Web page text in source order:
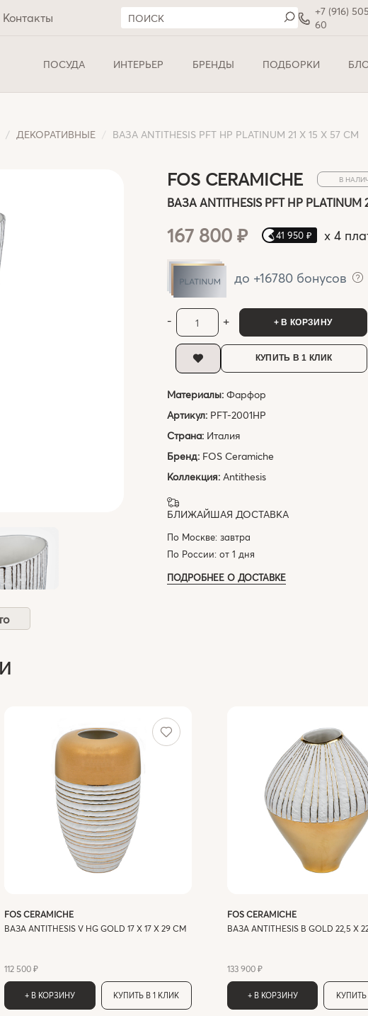
Контакты
+7 (916)
60
ПОСУДА ИНТЕРЬЕР БРЕНДЫ ПОДБОРКИ
ДЕКОРАТИВНЫЕ ВАЗА ANTITHESIS PFT HP PLATINUM 21 X 15 X 57 СМ
FOS CERAMICHE В
ВАЗА ANTITHESIS PFT HP PLATINUM
167 800 ₽ 41 950 ₽ x 4
до +16780 бонусов
- + + В КОРЗИНУ
КУПИТЬ В 1 КЛИК
Материалы: Фарфор
Артикул: PFT-2001HP
Страна: Италия
Бренд: FOS Ceramiche
Коллекция: Antithesis
БЛИЖАЙШАЯ ДОСТАВКА
По Москве: завтра
По России: от 1 дня
ПОДРОБНЕЕ О ДОСТАВКЕ
FOS CERAMICHE
ВАЗА ANTITHESIS V HG GOLD 17 X 17 X 29 СМ
112 500 ₽
+ В КОРЗИНУ КУПИТЬ В 1 КЛИК
FOS CERAMICHE
ВАЗА ANTITHESIS B GOLD 22,5 X
133 900 ₽
+ В КОРЗИНУ КУПИТЬ